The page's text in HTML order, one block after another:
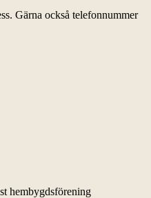
Gärna också telefonnummer
hembygdsförening